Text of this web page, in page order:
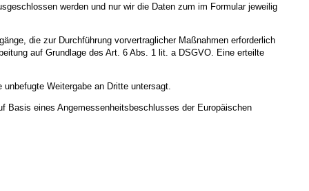
werden und nur wir die Daten zum im Formular jeweilig
die zur Durchführung vorvertraglicher Maßnahmen erforderlich
auf Grundlage des Art. 6 Abs. 1 lit. a DSGVO. Eine erteilte
Weitergabe an Dritte untersagt.
Basis eines Angemessenheitsbeschlusses der Europäischen